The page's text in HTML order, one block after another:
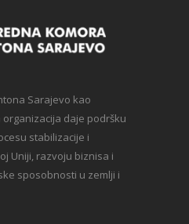
Sarajevo kao
daje podršku
stabilizacije i
Uniji, razvoju biznisa i
sposobnosti u zemlji i